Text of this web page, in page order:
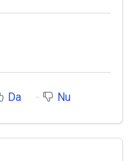
Da Nu